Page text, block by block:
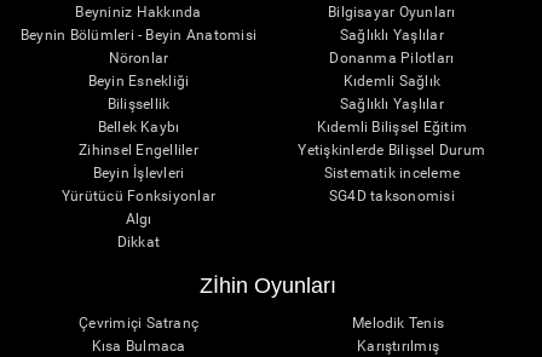
Beyniniz Hakkında
Beynin Bölümleri - Beyin Anatomisi
Nöronlar
Beyin Esnekliği
Bilişsellik
Bellek Kaybı
Zihinsel Engelliler
Beyin İşlevleri
Yürütücü Fonksiyonlar
Algı
Dikkat
Bilgisayar Oyunları
Sağlıklı Yaşlılar
Donanma Pilotları
Kıdemli Sağlık
Sağlıklı Yaşlılar
Kıdemli Bilişsel Eğitim
Yetişkinlerde Bilişsel Durum
Sistematik inceleme
SG4D taksonomisi
Zİhin Oyunları
Çevrimiçi Satranç
Kısa Bulmaca
Melodik Tenis
Karıştırılmış